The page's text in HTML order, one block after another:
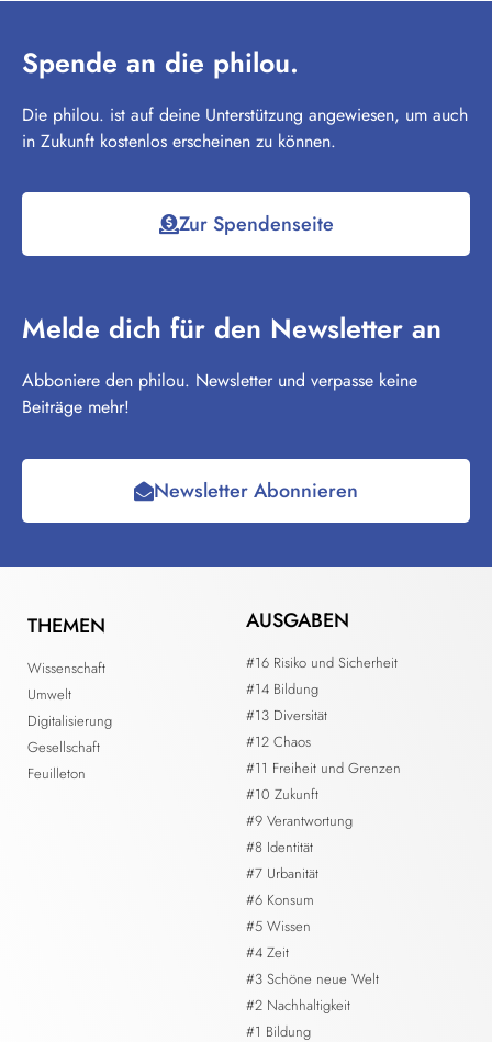
Spende an die philou.
Die philou. ist auf deine Unterstützung angewiesen, um auch
in Zukunft kostenlos erscheinen zu können.
Zur Spendenseite
Melde dich für den Newsletter an
Abboniere den philou. Newsletter und verpasse keine
Beiträge mehr!
Newsletter Abonnieren
THEMEN
Wissenschaft
Umwelt
Digitalisierung
Gesellschaft
Feuilleton
AUSGABEN
#16 Risiko und Sicherheit
#14 Bildung
#13 Diversität
#12 Chaos
#11 Freiheit und Grenzen
#10 Zukunft
#9 Verantwortung
#8 Identität
#7 Urbanität
#6 Konsum
#5 Wissen
#4 Zeit
#3 Schöne neue Welt
#2 Nachhaltigkeit
#1 Bildung